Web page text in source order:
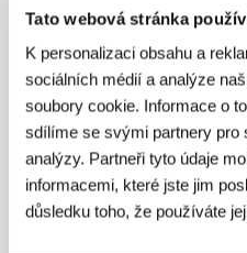
Tato webová stránka
K personalizaci obsahu a
sociálních médií a analýze
soubory cookie. Informace o
sdílíme se svými partnery pro
analýzy. Partneři tyto údaje
informacemi, které jste jim
důsledku toho, že používáte